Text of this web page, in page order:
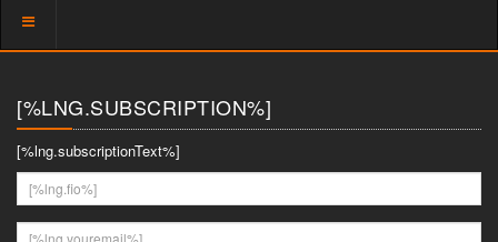
Показать
[%LNG.SUBSCRIPTION%]
[%lng.subscriptionText%]
[%lng.fio%]
[%lng.youremail%]